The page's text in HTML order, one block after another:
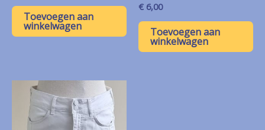
Toevoegen aan
winkelwagen
€ 6,00
Toevoegen aan
winkelwagen